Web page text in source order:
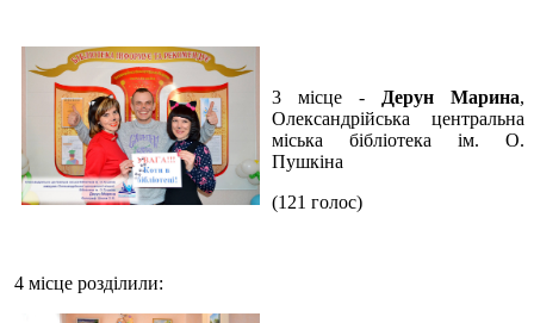
3 місце - Дерун Марина,
Олександрійська центральна
міська бібліотека ім. О.
Пушкіна
(121 голос)
4 місце розділили: